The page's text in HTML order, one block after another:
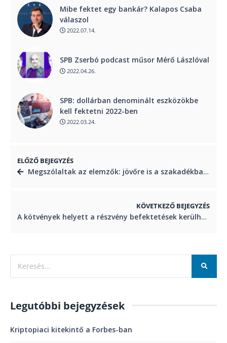
Mibe fektet egy bankár? Kalapos Csaba
válaszol
2022.07.14.
SPB Zserbó podcast műsor Mérő Lászlóval
2022.04.26.
SPB: dollárban denominált eszközökbe
kell fektetni 2022-ben
2022.03.24.
ELŐZŐ BEJEGYZÉS
Megszólaltak az elemzők: jövőre is a szakadékban maradhat a forint
KÖVETKEZŐ BEJEGYZÉS
A kötvények helyett a részvény befektetések kerülhetnek fókuszba 2022-ben – Trend FM, Reggeli Monitor
Legutóbbi bejegyzések
Kriptopiaci kitekintő a Forbes-ban